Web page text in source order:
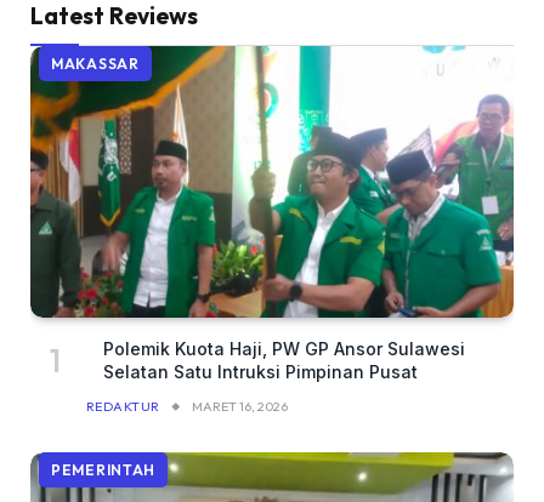
Latest Reviews
MAKASSAR
Polemik Kuota Haji, PW GP Ansor Sulawesi
Selatan Satu Intruksi Pimpinan Pusat
REDAKTUR MARET 16, 2026
PEMERINTAH